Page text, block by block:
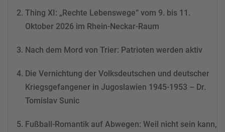
Mehr Informationen
Consent Management
&
Thing XI: „Rechte Lebenswege“ vom 9. bis 11.
Oktober 2026 im Rhein-Neckar-Raum
Nach dem Mord von Trier: Patrioten werden aktiv
Die Vernichtung der Volksdeutschen und deutscher
Kriegsgefangener in Jugoslawien 1945-1953 – Dr.
Tomislav Sunic
Fußball-Romantik auf Abwegen: Weil nicht sein kann,